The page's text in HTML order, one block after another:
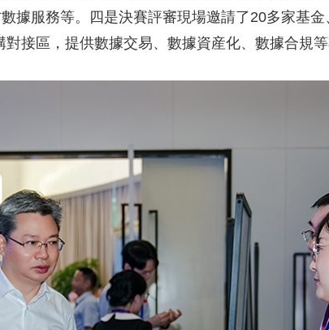
據服務等。四是決賽評審現場邀請了20多家基
接區，提供數據交易、數據資産化、數據合規等